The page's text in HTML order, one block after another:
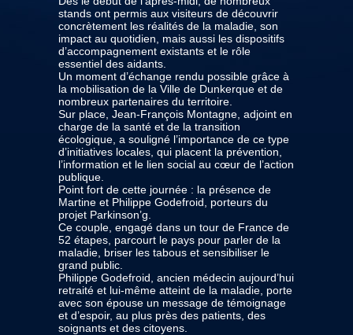
stands ont permis aux visiteurs de découvrir
concrètement les réalités de la maladie, son
impact au quotidien, mais aussi les dispositifs
d’accompagnement existants et le rôle
essentiel des aidants.
Un moment d’échange rendu possible grâce à
la mobilisation de la Ville de Dunkerque et de
nombreux partenaires du territoire.
Sur place, Jean-François Montagne, adjoint en
charge de la santé et de la transition
écologique, a souligné l’importance de ce type
d’initiatives locales, qui placent la prévention,
l’information et le lien social au cœur de l’action
publique.
Point fort de cette journée : la présence de
Martine et Philippe Godefroid, porteurs du
projet Parkinson’g.
Ce couple, engagé dans un tour de France de
52 étapes, parcourt le pays pour parler de la
maladie, briser les tabous et sensibiliser le
grand public.
Philippe Godefroid, ancien médecin aujourd’hui
retraité et lui-même atteint de la maladie, porte
avec son épouse un message de témoignage
et d’espoir, au plus près des patients, des
soignants et des citoyens.